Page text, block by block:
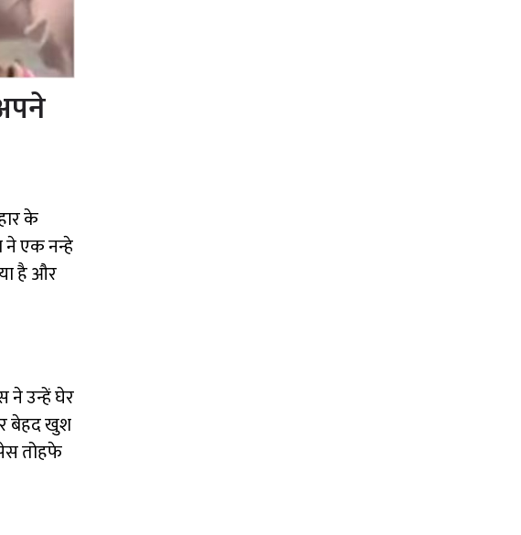
के
ने एक नन्हे
है और
ने उन्हें घेर
बेहद खुश
तोहफे